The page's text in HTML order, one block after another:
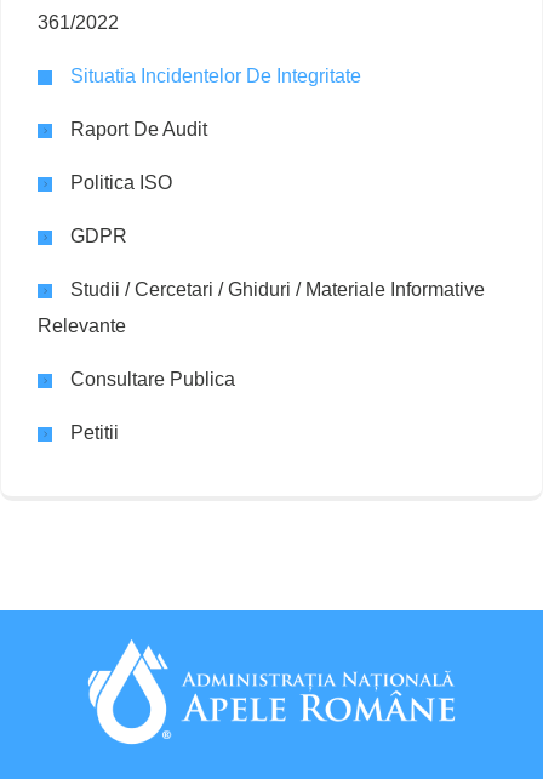
361/2022
Situatia Incidentelor De Integritate
Raport De Audit
Politica ISO
GDPR
Studii / Cercetari / Ghiduri / Materiale Informative
Relevante
Consultare Publica
Petitii